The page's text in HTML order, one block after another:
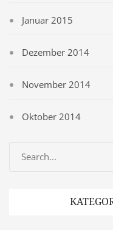
Januar 2015
Dezember 2014
November 2014
Oktober 2014